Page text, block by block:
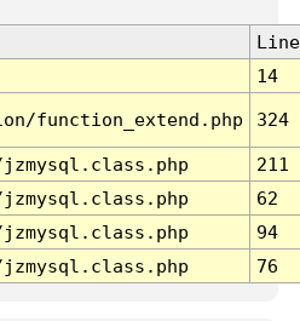
Line
14
function_extend.php 324
211
62
94
76